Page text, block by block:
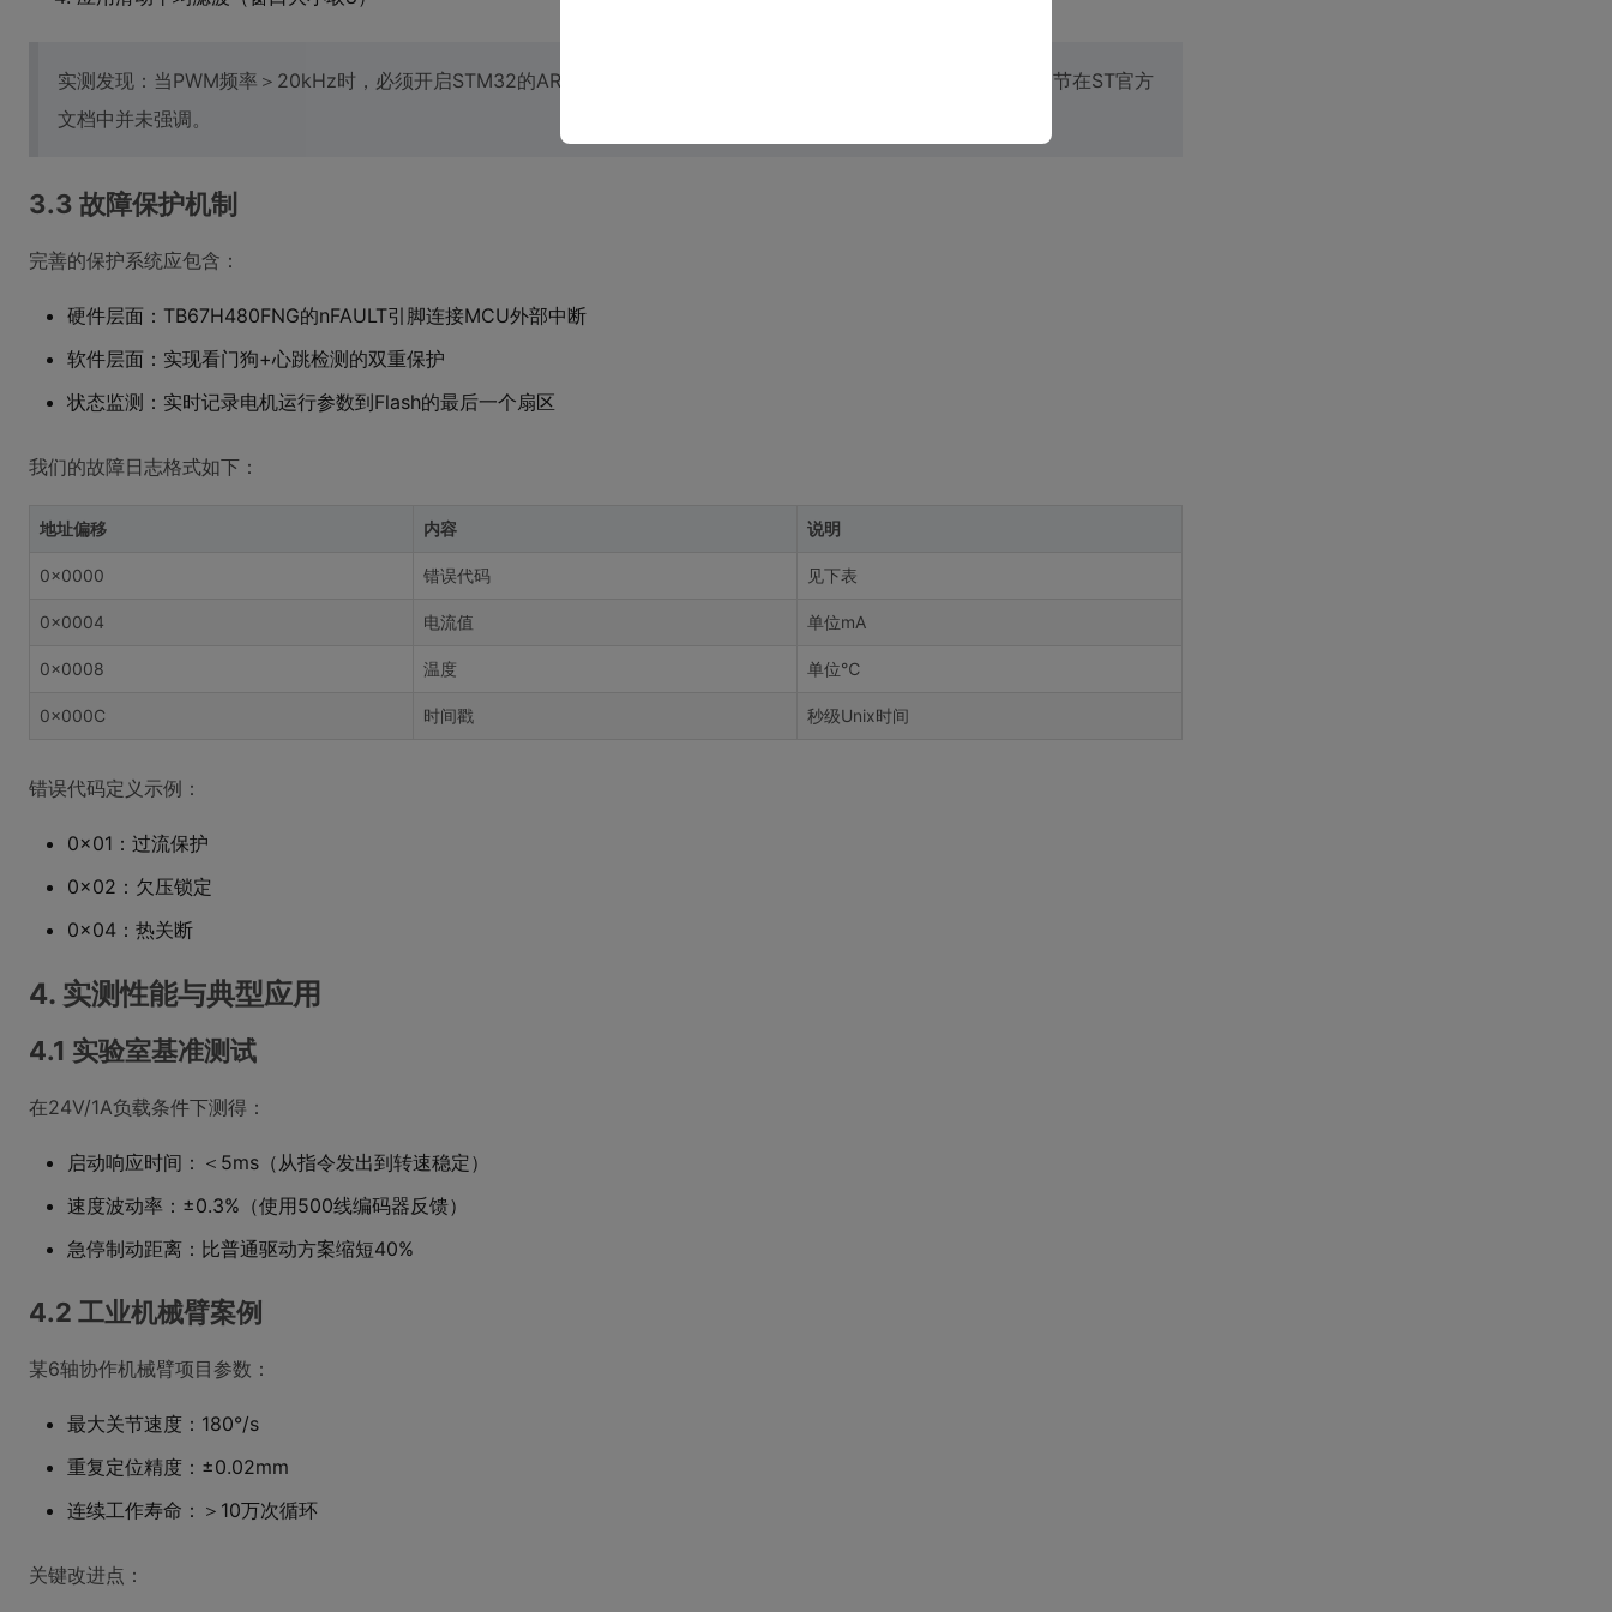
实测发现：当PWM频率＞20kHz时，必须开启STM32的ART加速功能，否则电流环计算时间会超过控制周期。这个细节在ST官方
文档中并未强调。
3.3 故障保护机制
完善的保护系统应包含：
硬件层面：TB67H480FNG的nFAULT引脚连接MCU外部中断
软件层面：实现看门狗+心跳检测的双重保护
状态监测：实时记录电机运行参数到Flash的最后一个扇区
我们的故障日志格式如下：
地址偏移 内容 说明
0x0000 错误代码 见下表
0x0004 电流值 单位mA
0x0008 温度 单位℃
0x000C 时间戳 秒级Unix时间
错误代码定义示例：
0x01：过流保护
0x02：欠压锁定
0x04：热关断
4. 实测性能与典型应用
4.1 实验室基准测试
在24V/1A负载条件下测得：
启动响应时间：＜5ms（从指令发出到转速稳定）
速度波动率：±0.3%（使用500线编码器反馈）
急停制动距离：比普通驱动方案缩短40%
4.2 工业机械臂案例
某6轴协作机械臂项目参数：
最大关节速度：180°/s
重复定位精度：±0.02mm
连续工作寿命：＞10万次循环
关键改进点：